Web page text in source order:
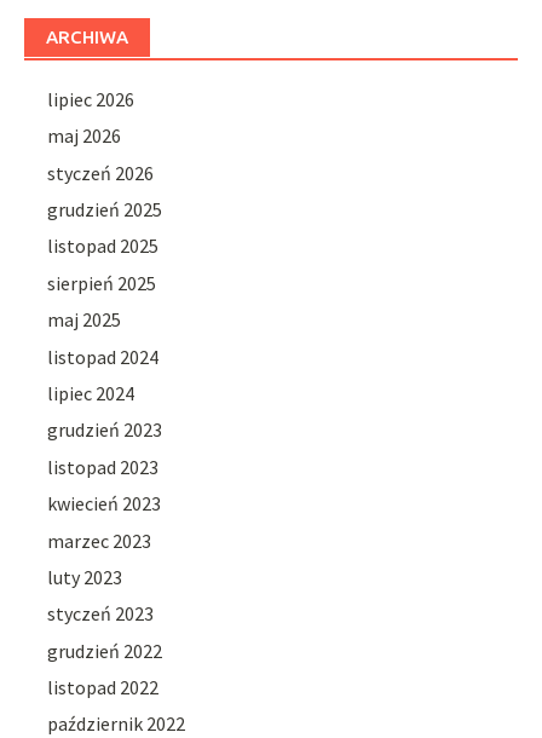
ARCHIWA
lipiec 2026
maj 2026
styczeń 2026
grudzień 2025
listopad 2025
sierpień 2025
maj 2025
listopad 2024
lipiec 2024
grudzień 2023
listopad 2023
kwiecień 2023
marzec 2023
luty 2023
styczeń 2023
grudzień 2022
listopad 2022
październik 2022